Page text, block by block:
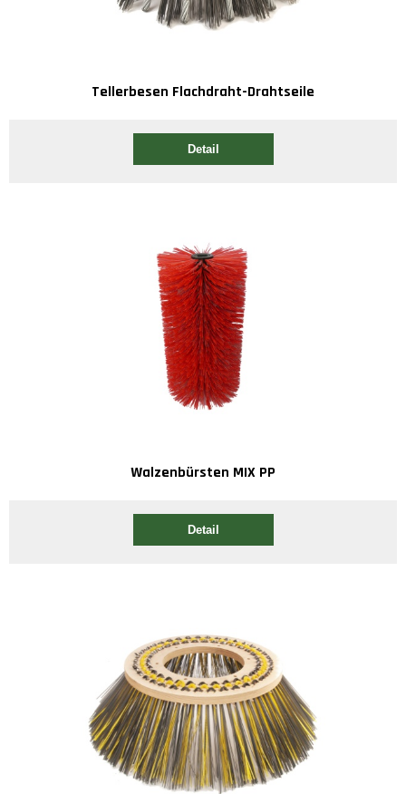
Tellerbesen Flachdraht-Drahtseile
Detail
Walzenbürsten MIX PP
Detail